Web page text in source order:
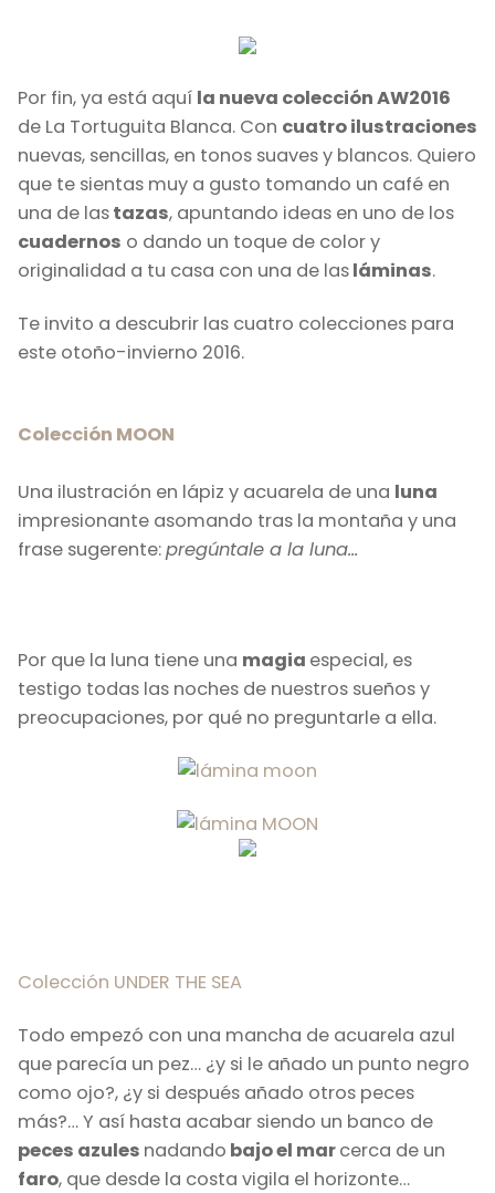
Por fin, ya está aquí la nueva colección AW2016
de La Tortuguita Blanca. Con cuatro ilustraciones
nuevas, sencillas, en tonos suaves y blancos. Quiero
que te sientas muy a gusto tomando un café en
una de lastazas, apuntando ideas en uno de los
cuadernos o dando un toque de color y
originalidad a tu casa con una de lasláminas.
Te invito a descubrir las cuatro colecciones para
este otoño-invierno 2016.
Colección MOON
Una ilustración en lápiz y acuarela de una luna
impresionante asomando tras la montaña y una
frase sugerente:pregúntale a la luna…
Por que la luna tiene una magia especial, es
testigo todas las noches de nuestros sueños y
preocupaciones, por qué no preguntarle a ella.
Colección UNDER THE SEA
Todo empezó con una mancha de acuarela azul
que parecía un pez… ¿y si le añado un punto negro
como ojo?, ¿y si después añado otros peces
más?… Y así hasta acabar siendo un banco de
peces azules nadando bajo el marcerca de un
faro, que desde la costa vigila el horizonte…